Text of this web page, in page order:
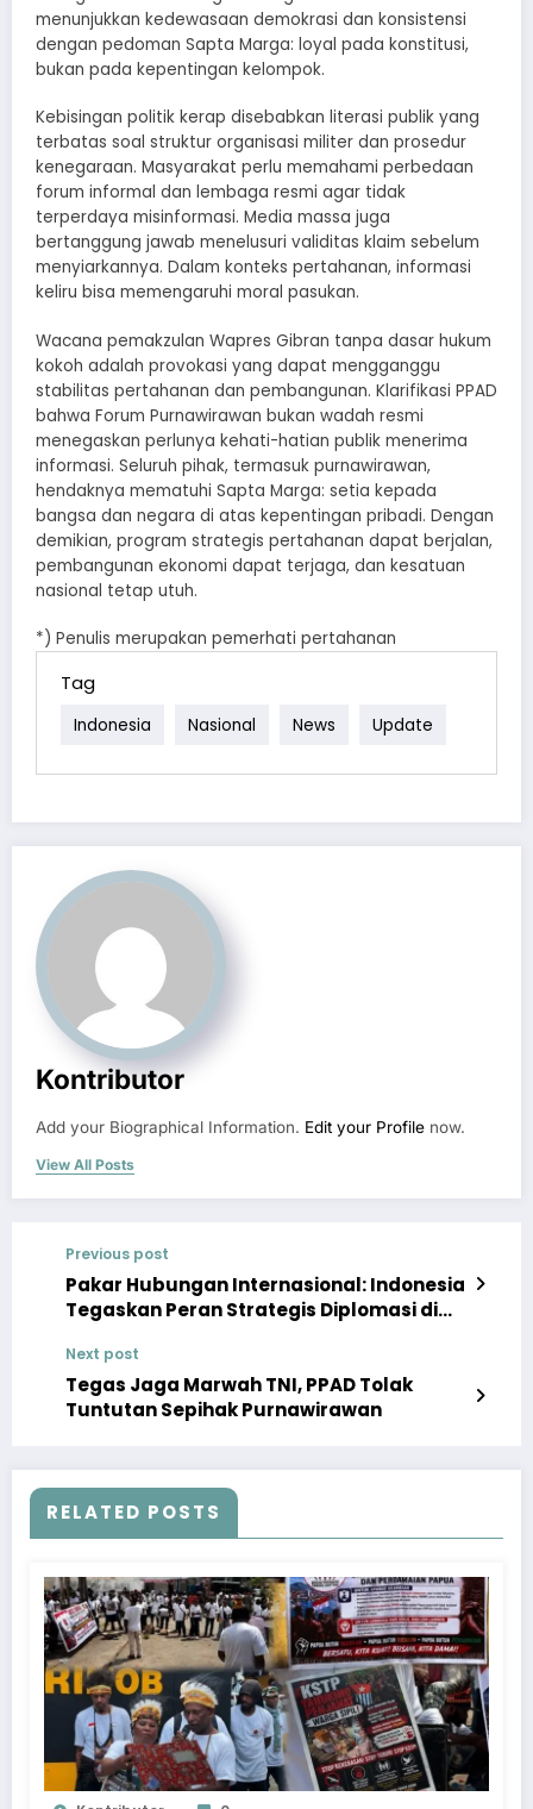
menunjukkan kedewasaan demokrasi dan konsistensi
dengan pedoman Sapta Marga: loyal pada konstitusi,
bukan pada kepentingan kelompok.
Kebisingan politik kerap disebabkan literasi publik yang
terbatas soal struktur organisasi militer dan prosedur
kenegaraan. Masyarakat perlu memahami perbedaan
forum informal dan lembaga resmi agar tidak
terperdaya misinformasi. Media massa juga
bertanggung jawab menelusuri validitas klaim sebelum
menyiarkannya. Dalam konteks pertahanan, informasi
keliru bisa memengaruhi moral pasukan.
Wacana pemakzulan Wapres Gibran tanpa dasar hukum
kokoh adalah provokasi yang dapat mengganggu
stabilitas pertahanan dan pembangunan. Klarifikasi PPAD
bahwa Forum Purnawirawan bukan wadah resmi
menegaskan perlunya kehati-hatian publik menerima
informasi. Seluruh pihak, termasuk purnawirawan,
hendaknya mematuhi Sapta Marga: setia kepada
bangsa dan negara di atas kepentingan pribadi. Dengan
demikian, program strategis pertahanan dapat berjalan,
pembangunan ekonomi dapat terjaga, dan kesatuan
nasional tetap utuh.
*) Penulis merupakan pemerhati pertahanan
Tag
Indonesia Nasional News Update
Kontributor
Add your Biographical Information. Edit your Profile now.
View All Posts
Previous post
Pakar Hubungan Internasional: Indonesia
Tegaskan Peran Strategis Diplomasi di
Next post
Tegas Jaga Marwah TNI, PPAD Tolak
Tuntutan Sepihak Purnawirawan
RELATED POSTS